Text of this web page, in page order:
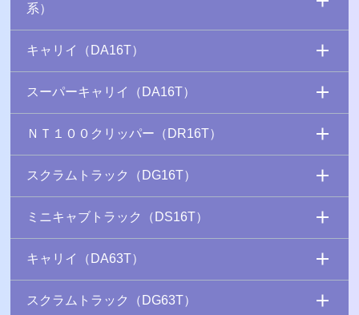
系）
キャリイ（DA16T）
スーパーキャリイ（DA16T）
ＮＴ１００クリッパー（DR16T）
スクラムトラック（DG16T）
ミニキャブトラック（DS16T）
キャリイ（DA63T）
スクラムトラック（DG63T）